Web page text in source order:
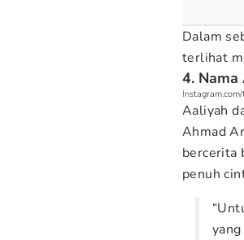
Dalam
terlihat
4.
Aaliyah
Ahmad
bercerita
penuh